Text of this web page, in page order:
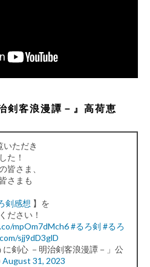
剣客浪漫譚－』高荷恵
いただき
た！
皆さま、
さまも
剣感想 】を
ださい！
mpOm7dMch6#るろ剣 #るろ
sjj9dD3glD
剣心 －明治剣客浪漫譚－」公
August 31, 2023